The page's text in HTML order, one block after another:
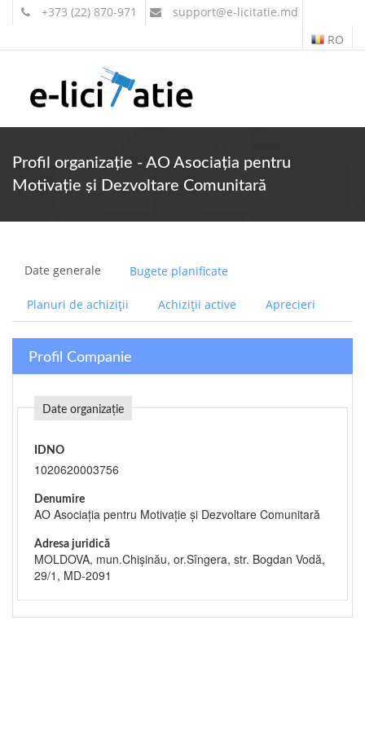
+373 (22) 870-971 support@e-licitatie.md
RO
Profil organizație - AO Asociația pentru
Motivație și Dezvoltare Comunitară
Date generale Bugete planificate
Planuri de achiziții Achiziții active Aprecieri
Profil Companie
Date organizație
IDNO
1020620003756
Denumire
AO Asociația pentru Motivație și Dezvoltare Comunitară
Adresa juridică
MOLDOVA, mun.Chişinău, or.Sîngera, str. Bogdan Vodă,
29/1, MD-2091